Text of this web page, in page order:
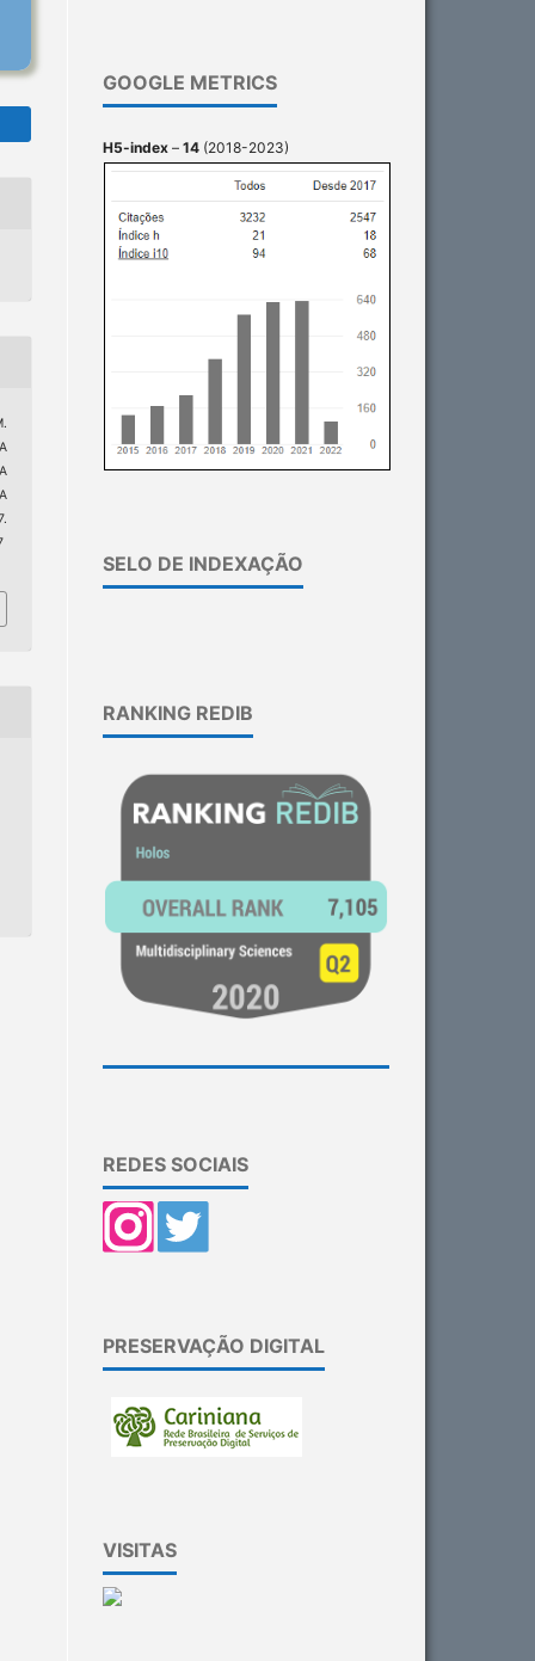
GOOGLE METRICS
H5-index – 14 (2018-2023)
SELO DE INDEXAÇÃO
RANKING REDIB
REDES SOCIAIS
PRESERVAÇÃO DIGITAL
VISITAS